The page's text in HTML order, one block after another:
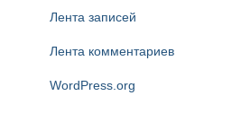
Лента записей
Лента комментариев
WordPress.org